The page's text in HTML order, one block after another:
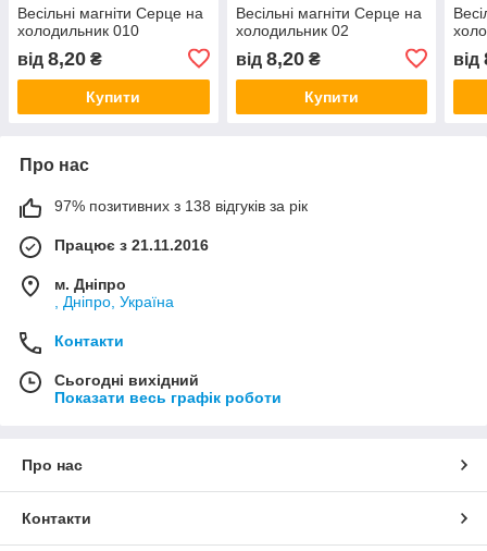
Весільні магніти Серце на
холодильник 010
від 8,20 ₴
Купити
Весільні магніти Серце на
холодильник 02
від 8,20₴
Купити
від
Про нас
97% позитивних з 138 відгуків за рік
Працює з 21.11.2016
м. Дніпро
, Дніпро, Україна
Контакти
Сьогодні вихідний
Показати весь графік роботи
Про нас
Контакти